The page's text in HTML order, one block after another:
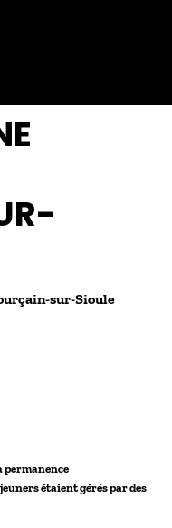
sur-Sioule
permanence
étaientgérés par des